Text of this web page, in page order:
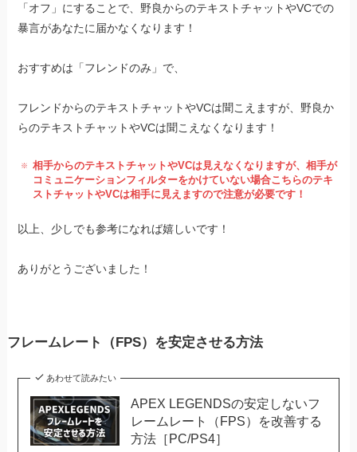
「オフ」にすることで、野良からのテキストチャットやVCでの
暴言があなたに届かなくなります！
おすすめは「フレンドのみ」で、
フレンドからのテキストチャットやVCは聞こえますが、野良か
らのテキストチャットやVCは聞こえなくなります！
相手からのテキストチャットやVCは見えなくなりますが、相手が
コミュニケーションフィルターをかけていない場合こちらのテキ
ストチャットやVCは相手に見えますので注意が必要です！
以上、少しでも参考になれば嬉しいです！
ありがとうございました！
フレームレート（FPS）を安定させる方法
あわせて読みたい
APEX LEGENDSの安定しないフ
レームレート（FPS）を改善する
方法［PC/PS4］